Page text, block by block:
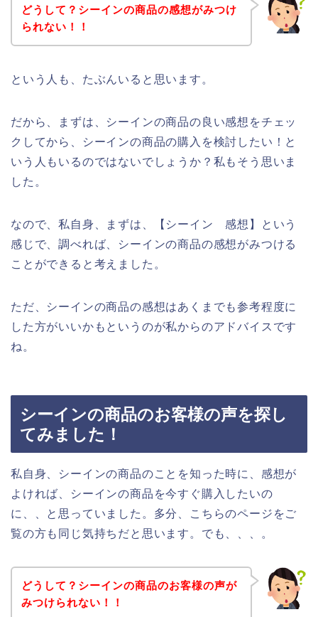
どうして？シーインの商品の感想がみつけ
られない！！
という人も、たぶんいると思います。
だから、まずは、シーインの商品の良い感想をチェッ
クしてから、シーインの商品の購入を検討したい！と
いう人もいるのではないでしょうか？私もそう思いま
した。
なので、私自身、まずは、【シーイン 感想】という
感じで、調べれば、シーインの商品の感想がみつける
ことができると考えました。
ただ、シーインの商品の感想はあくまでも参考程度に
した方がいいかもというのが私からのアドバイスです
ね。
シーインの商品のお客様の声を探し
てみました！
私自身、シーインの商品のことを知った時に、感想が
よければ、シーインの商品を今すぐ購入したいの
に、、と思っていました。多分、こちらのページをご
覧の方も同じ気持ちだと思います。でも、、、。
どうして？シーインの商品のお客様の声が
みつけられない！！